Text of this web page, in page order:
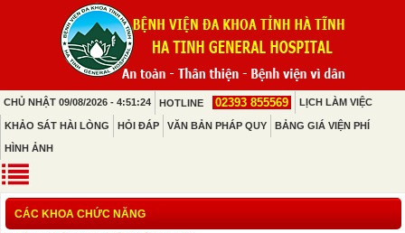
CHỦ NHẬT 09/08/2026 - 4:51:24 HOTLINE 02393 855569 LỊCH LÀM VIỆC
KHẢO SÁT HÀI LÒNG HỎI ĐÁP VĂN BẢN PHÁP QUY BẢNG GIÁ VIỆN PHÍ
HÌNH ẢNH
CÁC KHOA CHỨC NĂNG